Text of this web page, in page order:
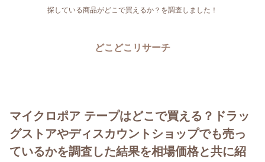
探している商品がどこで買えるか？を調査しました！
どこどこリサーチ
マイクロポア テープはどこで買える？ドラッ
グストアやディスカウントショップでも売っ
ているかを調査した結果を相場価格と共に紹